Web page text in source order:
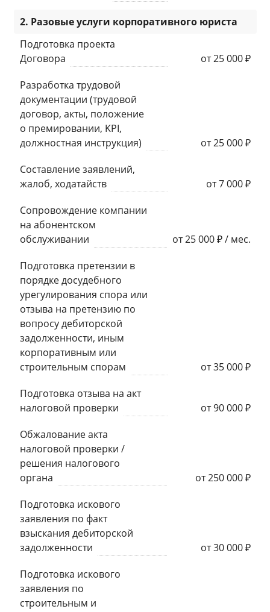
2. Разовые услуги корпоративного юриста
Подготовка проекта
Договора
от 25 000 ₽
Разработка трудовой
документации (трудовой
договор, акты, положение
о премировании, KPI,
должностная инструкция)
от 25 000 ₽
Составление заявлений,
жалоб, ходатайств
от 7 000 ₽
Сопровождение компании
на абонентском
обслуживании
от 25 000 ₽ / мес.
Подготовка претензии в
порядке досудебного
урегулирования спора или
отзыва на претензию по
вопросу дебиторской
задолженности, иным
корпоративным или
строительным спорам
от 35 000 ₽
Подготовка отзыва на акт
налоговой проверки
от 90 000 ₽
Обжалование акта
налоговой проверки /
решения налогового
органа
от 250 000 ₽
Подготовка искового
заявления по факт
взыскания дебиторской
задолженности
от 30 000 ₽
Подготовка искового
заявления по
строительным и